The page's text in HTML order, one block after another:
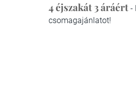
4 éjszakát 3 áráért -
csomagajánlatot!